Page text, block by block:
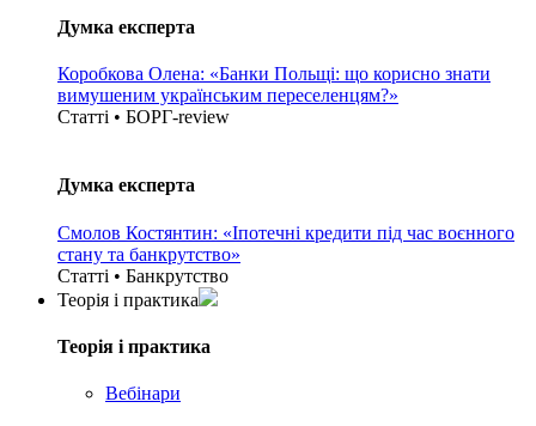
Думка експерта
Коробкова Олена: «Банки Польщі: що корисно знати
вимушеним українським переселенцям?»
Статті • БОРГ-review
Думка експерта
Смолов Костянтин: «Іпотечні кредити під час воєнного
стану та банкрутство»
Статті • Банкрутство
Теорія i практика
Теорія i практика
Вебінари